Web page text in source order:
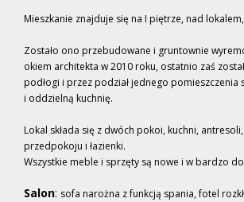
Mieszkanie znajduje się na I piętrze, nad
Zostało ono przebudowane i gruntownie
okiem architekta w 2010 roku, ostatnio zaś
podłogi i przez podział jednego
i oddzielną kuchnię.
Lokal składa się z dwóch pokoi, kuchni,
przedpokoju i łazienki.
Wszystkie meble i sprzęty są nowe i w bardzo
Salon: sofa narożna z funkcją spania, fotel